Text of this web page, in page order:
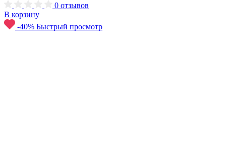
0 отзывов
В корзину
-40% Быстрый просмотр